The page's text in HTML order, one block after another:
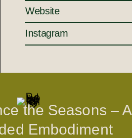
Website
Instagram
the Seasons – A
Embodiment